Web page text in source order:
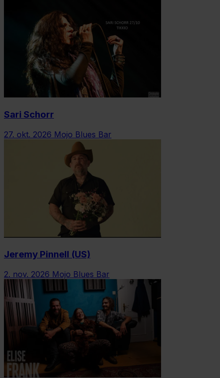
Sari Schorr
27. okt. 2026 Mojo Blues Bar
Jeremy Pinnell (US)
2. nov. 2026 Mojo Blues Bar